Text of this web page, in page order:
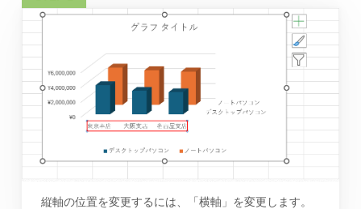
縦軸の位置を変更するには、「横軸」を変更します。